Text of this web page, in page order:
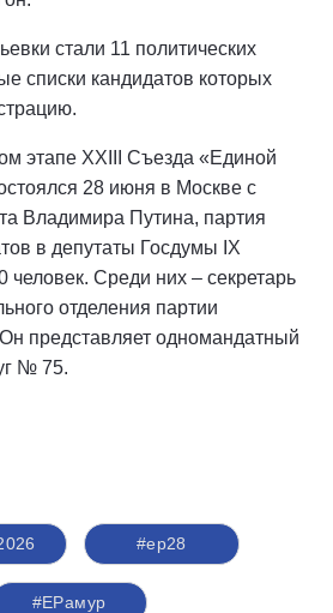
стали 11 политических
списки кандидатов которых
этапе XXIII Съезда «Единой
28 июня в Москве с
Владимира Путина, партия
в депутаты Госдумы IX
Среди них – секретарь
отделения партии
представляет одномандатный
№ 75.
#ер28
#ЕРамур